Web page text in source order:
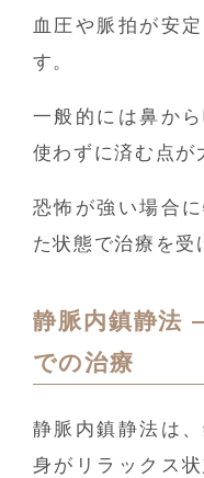
血圧や脈拍が安
す。
一般的には鼻か
使わずに済む点が
恐怖が強い場合
た状態で治療を受
静脈内鎮静法
での治療
静脈内鎮静法は
身がリラックス